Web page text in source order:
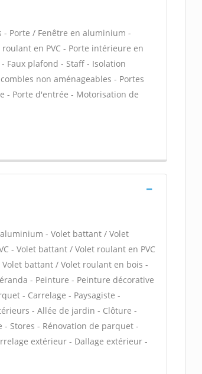
- Porte / Fenêtre en aluminium -
en PVC - Porte intérieure en
Faux plafond - Staff - Isolation
non aménageables - Portes
- Porte d'entrée - Motorisation de
- Volet battant / Volet
- Volet battant / Volet roulant en PVC
battant / Volet roulant en bois -
- Peinture - Peinture décorative
- Carrelage - Paysagiste -
- Allée de jardin - Clôture -
Stores - Rénovation de parquet -
extérieur - Dallage extérieur -